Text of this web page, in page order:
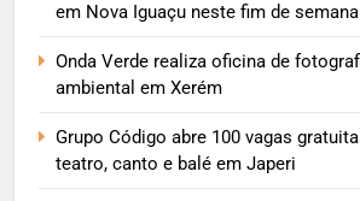
em Nova Iguaçu neste fim de semana
Onda Verde realiza oficina de
ambiental em Xerém
Grupo Código abre 100 vagas
teatro, canto e balé em Japeri